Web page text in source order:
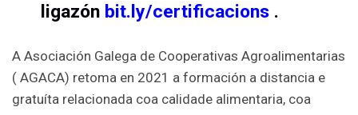
ligazón bit.ly/certificacions .
A Asociación Galega de Cooperativas Agroalimentarias
( AGACA) retoma en 2021 a formación a distancia e
gratuíta relacionada coa calidade alimentaria, coa